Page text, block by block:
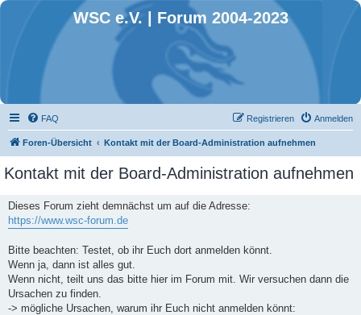
WSC e.V. | Forum 2004-2023
FAQ Anmelden
Registrieren
Foren-Übersicht Kontakt mit der Board-Administration aufnehmen
Kontakt mit der Board-Administration aufnehmen
Dieses Forum zieht demnächst um auf die Adresse:
https://www.wsc-forum.de
Bitte beachten: Testet, ob ihr Euch dort anmelden könnt.
Wenn ja, dann ist alles gut.
Wenn nicht, teilt uns das bitte hier im Forum mit. Wir versuchen dann die
Ursachen zu finden.
-> mögliche Ursachen, warum ihr Euch nicht anmelden könnt: